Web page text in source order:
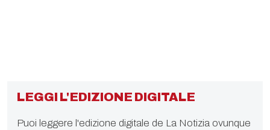
LEGGI L'EDIZIONE DIGITALE
Puoi leggere l'edizione digitale de La Notizia ovunque